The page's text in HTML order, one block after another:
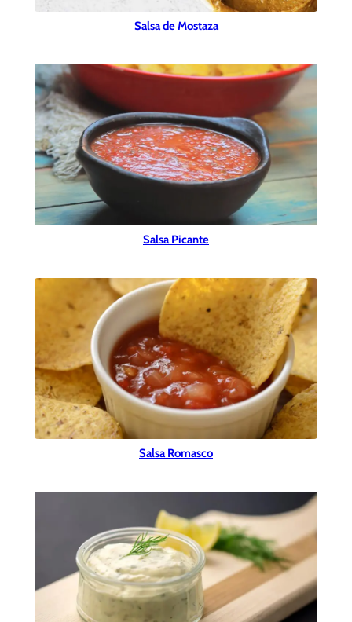
Salsa de Mostaza
Salsa Picante
Salsa Romasco